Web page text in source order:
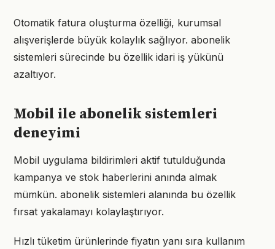
Otomatik fatura oluşturma özelliği, kurumsal
alışverişlerde büyük kolaylık sağlıyor. abonelik
sistemleri sürecinde bu özellik idari iş yükünü
azaltıyor.
Mobil ile abonelik sistemleri
deneyimi
Mobil uygulama bildirimleri aktif tutulduğunda
kampanya ve stok haberlerini anında almak
mümkün. abonelik sistemleri alanında bu özellik
fırsat yakalamayı kolaylaştırıyor.
Hızlı tüketim ürünlerinde fiyatın yanı sıra kullanım